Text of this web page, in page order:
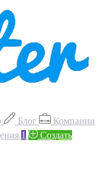
Блог
Компании
1
Создать